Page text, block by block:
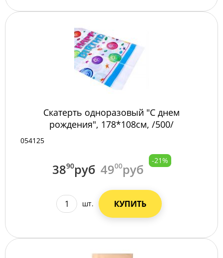
Скатерть одноразовый "С днем
рождения", 178*108см, /500/
054125
3890руб 4900руб
-21%
шт. КУПИТЬ